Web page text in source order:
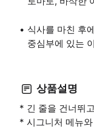
식사를 마친 후
중심부에 있는
상품설명
* 긴 줄을 건너뛰
* 시그니처 메뉴